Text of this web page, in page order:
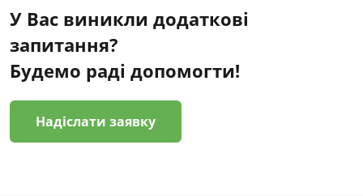
У Вас виникли додаткові
запитання?
Будемо раді допомогти!
Надіслати заявку